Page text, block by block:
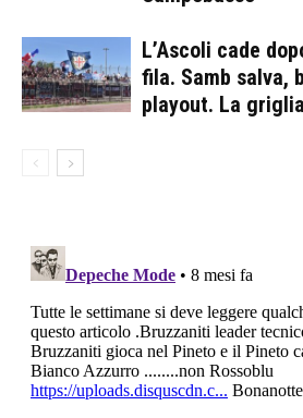
L’Ascoli cade
fila. Samb salva,
playout. La